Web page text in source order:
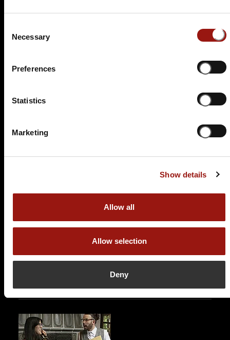
Selection
Necessary
Preferences
Statistics
Marketing
Show details
Allow all
Allow selection
Deny
89,90 €
Auf der Karte anzeigen
Tickets kaufen